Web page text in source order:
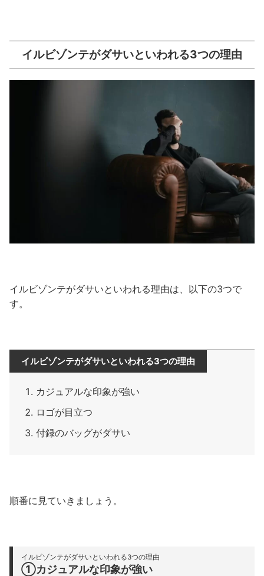
イルビゾンテがダサいといわれる3つの理由
イルビゾンテがダサいといわれる理由は、以下の3つで
す。
イルビゾンテがダサいといわれる3つの理由
カジュアルな印象が強い
ロゴが目立つ
付録のバッグがダサい
順番に見ていきましょう。
イルビゾンテがダサいといわれる3つの理由
①カジュアルな印象が強い